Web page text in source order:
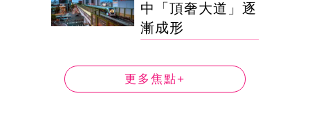
中「頂奢大道」逐
漸成形
更多焦點+